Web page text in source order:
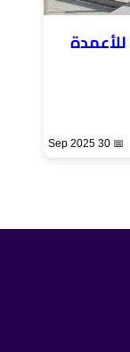
📅 30 Sep 2025